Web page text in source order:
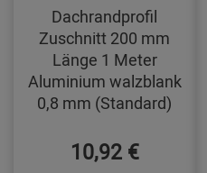
Dachrandprofil
Zuschnitt 200 mm
Länge 1 Meter
Aluminium walzblank
0,8 mm (Standard)
10,92 €